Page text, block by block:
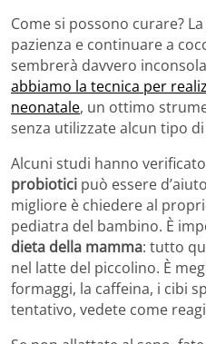
Come si possono curare?
pazienza e continuare a
sembrerà davvero
abbiamo la tecnica per
neonatale, un ottimo
senza utilizzate alcun tipo
Alcuni studi hanno
probiotici può essere
migliore è chiedere al
pediatra del bambino. È
dieta della mamma: tutto
nel latte del piccolino. È
formaggi, la caffeina, i cibi
tentativo, vedete come